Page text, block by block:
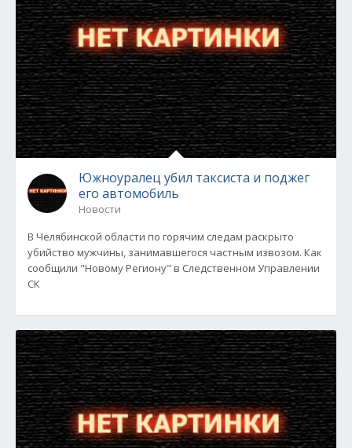
Южноуралец убил таксиста и поджег
его автомобиль
Новости
В Челябинской области по горячим следам раскрыто
убийство мужчины, занимавшегося частным извозом. Как
сообщили "Новому Региону" в Следственном Управлении
СК